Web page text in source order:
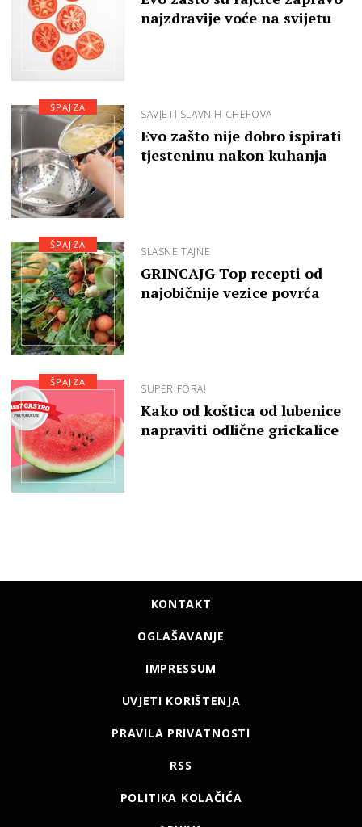
najzdravije voće na svijetu
SAVJETI SLAVNIH CHEFOVA
Evo zašto nije dobro ispirati
tjesteninu nakon kuhanja
ŠPAJZA
SLASNE TAJNE
GRINCAJG Top recepti od
najobičnije vezice povrća
ŠPAJZA
SUPER FORA!
Kako od koštica od lubenice
napraviti odlične grickalice
ŠPAJZA
KONTAKT
OGLAŠAVANJE
IMPRESSUM
UVJETI KORIŠTENJA
PRAVILA PRIVATNOSTI
RSS
POLITIKA KOLAČIĆA